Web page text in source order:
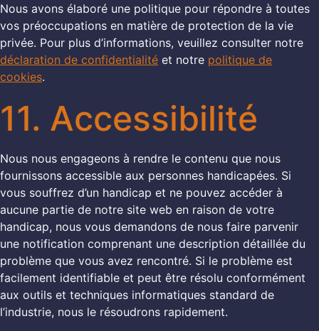
Nous avons élaboré une politique pour répondre à toutes
vos préoccupations en matière de protection de la vie
privée. Pour plus d’informations, veuillez consulter notre
déclaration de confidentialité et notre politique de
cookies.
11. Accessibilité
Nous nous engageons à rendre le contenu que nous
fournissons accessible aux personnes handicapées. Si
vous souffrez d’un handicap et ne pouvez accéder à
aucune partie de notre site web en raison de votre
handicap, nous vous demandons de nous faire parvenir
une notification comprenant une description détaillée du
problème que vous avez rencontré. Si le problème est
facilement identifiable et peut être résolu conformément
aux outils et techniques informatiques standard de
l’industrie, nous le résoudrons rapidement.